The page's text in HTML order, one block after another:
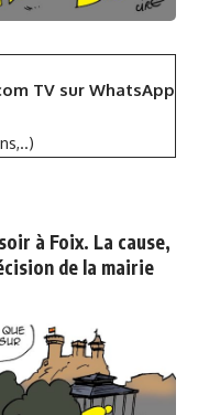
TV sur WhatsApp
à Foix. La cause,
de la mairie